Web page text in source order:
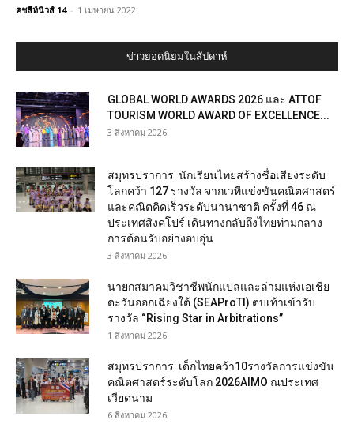
คชสีห์นิวส์ 14 - 1 เมษายน 2022
ข่าวยอดนิยมในสัปดาห์
GLOBAL WORLD AWARDS 2026 และ ATTOF
TOURISM WORLD AWARD OF EXCELLENCE...
3 สิงหาคม 2026
สมุทรปราการ นักเรียนไทยสร้างชื่อเสียงระดับ
โลกคว้า 127 รางวัล จากเวทีแข่งขันคณิตศาสตร์
และคณิตคิดเร็วระดับนานาชาติ ครั้งที่ 46 ณ
ประเทศสิงคโปร์ เดินทางกลับถึงไทยท่ามกลาง
การต้อนรับอย่างอบอุ่น
3 สิงหาคม 2026
นายกสมาคมวิชาชีพนักแปลและล่ามแห่งเอเชีย
ตะวันออกเฉียงใต้ (SEAProTI) ตบเท้าเข้ารับ
รางวัล “Rising Star in Arbitrations”
1 สิงหาคม 2026
สมุทรปราการ เด็กไทยคว้า10รางวัลการแข่งขัน
คณิตศาสตร์ระดับโลก 2026AIMO ณประเทศ
เวียดนาม
6 สิงหาคม 2026